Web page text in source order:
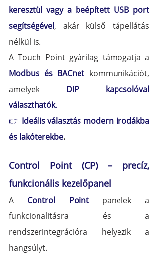
keresztül vagy a beépített USB port
segítségével, akár külső tápellátás
nélkül is.
Modbus és BACnet kommunikációt,
amelyek DIP kapcsolóval
választhatók.
👉 Ideális választás modern irodákba
és lakóterekbe.
Control Point (CP) – precíz,
funkcionális kezelőpanel
A Control Point panelek a
funkcionalitásra és a
rendszerintegrációra helyezik a
hangsúlyt.